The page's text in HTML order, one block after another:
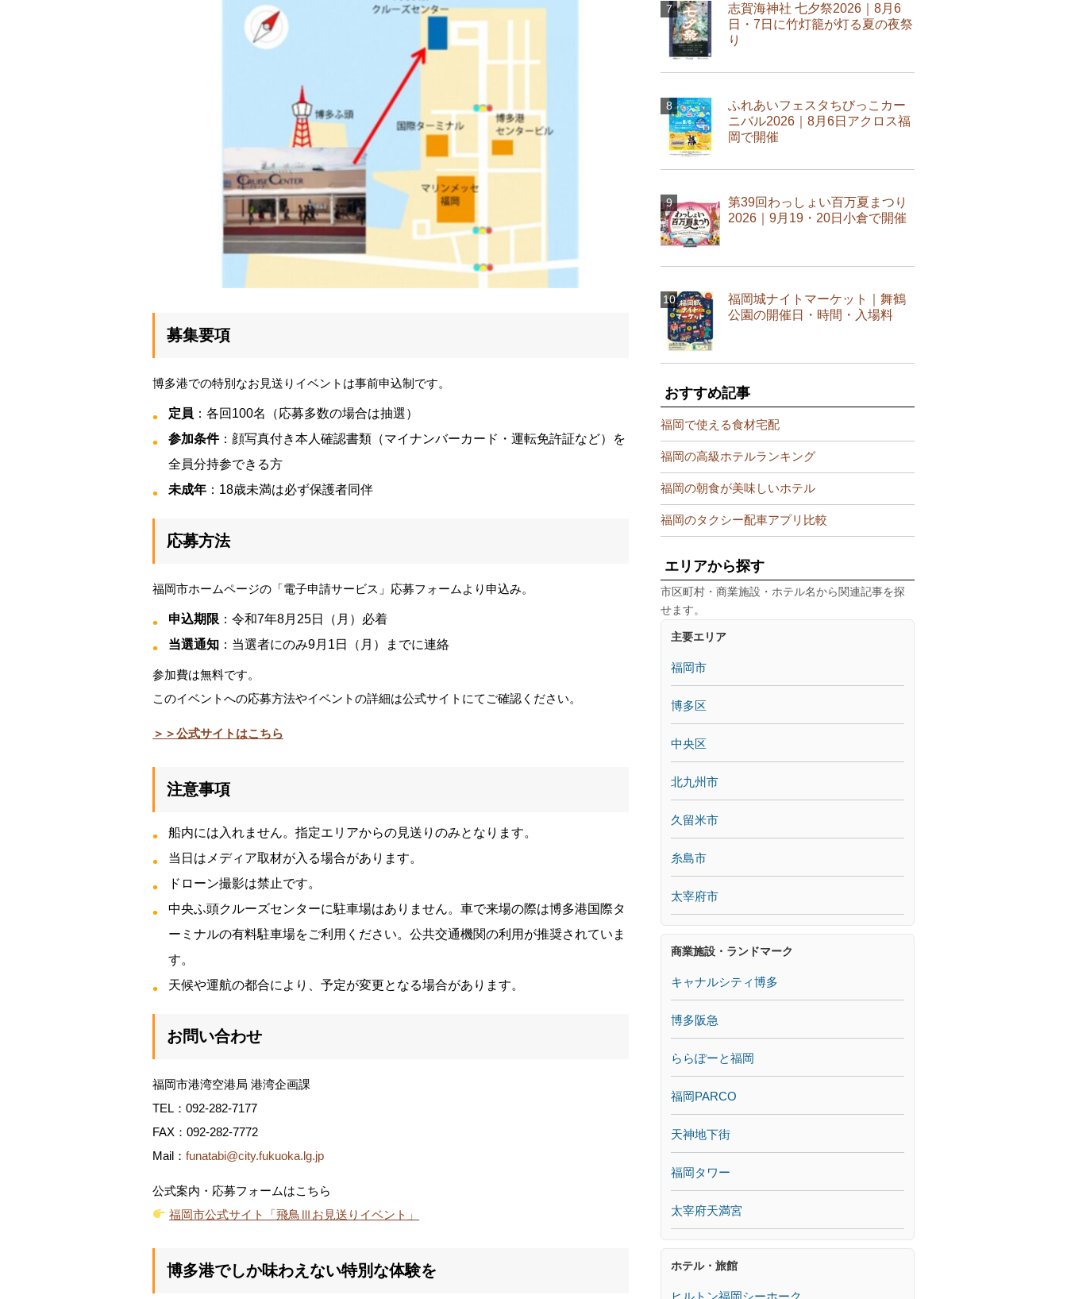
募集要項
博多港での特別なお見送りイベントは事前申込制です。
定員 ：各回100名（応募多数の場合は抽選）
参加条件：顔写真付き本人確認書類（マイナンバーカード・運転免許証など）を
全員分持参できる方
未成年 ：18歳未満は必ず保護者同伴
応募方法
福岡市ホームページの「電子申請サービス」応募フォームより申込み。
申込期限 ：令和7年8月25日（月）必着
当選通知 ：当選者にのみ9月1日（月）までに連絡
参加費は無料です。
このイベントへの応募方法やイベントの詳細は公式サイトにてご確認ください。
＞＞公式サイトはこちら
注意事項
船内には入れません。指定エリアからの見送りのみとなります。
当日はメディア取材が入る場合があります。
ドローン撮影は禁止です。
中央ふ頭クルーズセンターに駐車場はありません。車で来場の際は博多港国際タ
ーミナルの有料駐車場をご利用ください。公共交通機関の利用が推奨されていま
す。
天候や運航の都合により、予定が変更となる場合があります。
お問い合わせ
福岡市港湾空港局 港湾企画課
TEL：092-282-7177
FAX：092-282-7772
Mail： funatabi@city.fukuoka.lg.jp
公式案内・応募フォームはこちら
福岡市公式サイト「飛鳥Ⅲお見送りイベント」
博多港でしか味わえない特別な体験を
志賀海神社 七夕祭2026｜8月6
日・7日に竹灯籠が灯る夏の夜祭
り
ふれあいフェスタちびっこカー
ニバル2026｜8月6日アクロス福
岡で開催
第39回わっしょい百万夏まつり
2026｜9月19・20日小倉で開催
福岡城ナイトマーケット｜舞鶴
公園の開催日・時間・入場料
おすすめ記事
福岡で使える食材宅配
福岡の高級ホテルランキング
福岡の朝食が美味しいホテル
福岡のタクシー配車アプリ比較
エリアから探す
市区町村・商業施設・ホテル名から関連記事を探
せます。
主要エリア
福岡市
博多区
中央区
北九州市
久留米市
糸島市
太宰府市
商業施設・ランドマーク
キャナルシティ博多
博多阪急
ららぽーと福岡
福岡PARCO
天神地下街
福岡タワー
太宰府天満宮
ホテル・旅館
ヒルトン福岡シーホーク